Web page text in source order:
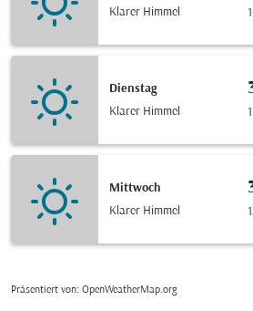
Klarer Himmel
Dienstag
Klarer Himmel
Mittwoch
Klarer Himmel
Präsentiert von: OpenWeatherMap.org